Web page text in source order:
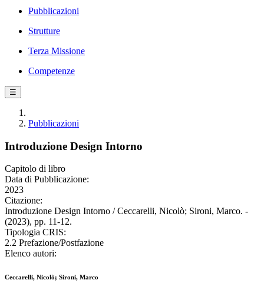
Pubblicazioni
Strutture
Terza Missione
Competenze
☰
Pubblicazioni
Introduzione Design Intorno
Capitolo di libro
Data di Pubblicazione:
2023
Citazione:
Introduzione Design Intorno / Ceccarelli, Nicolò; Sironi, Marco. -
(2023), pp. 11-12.
Tipologia CRIS:
2.2 Prefazione/Postfazione
Elenco autori:
Ceccarelli, Nicolò; Sironi, Marco